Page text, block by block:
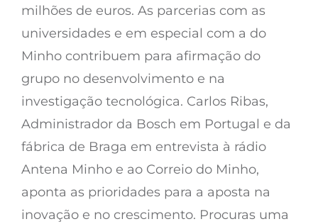
milhões de euros. As parcerias com as
universidades e em especial com a do
Minho contribuem para afirmação do
grupo no desenvolvimento e na
investigação tecnológica. Carlos Ribas,
Administrador da Bosch em Portugal e da
fábrica de Braga em entrevista à rádio
Antena Minho e ao Correio do Minho,
aponta as prioridades para a aposta na
inovação e no crescimento. Procuras uma